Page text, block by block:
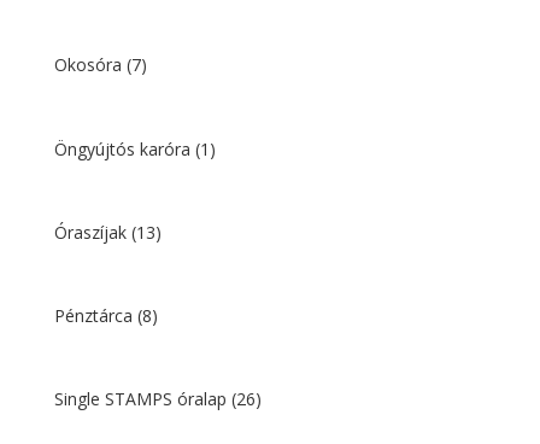
Okosóra (7)
Öngyújtós karóra (1)
Óraszíjak (13)
Pénztárca (8)
Single STAMPS óralap (26)